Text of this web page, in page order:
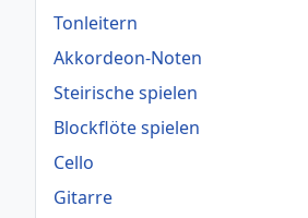
Tonleitern
Akkordeon-Noten
Steirische spielen
Blockflöte spielen
Cello
Gitarre